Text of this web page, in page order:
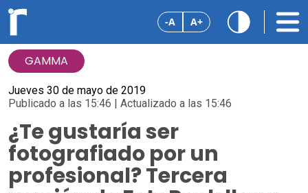
-A A+
GAMMA
Jueves 30 de mayo de 2019
Publicado a las 15:46 | Actualizado a las 15:46
¿Te gustaría ser
fotografiado por un
profesional? Tercera